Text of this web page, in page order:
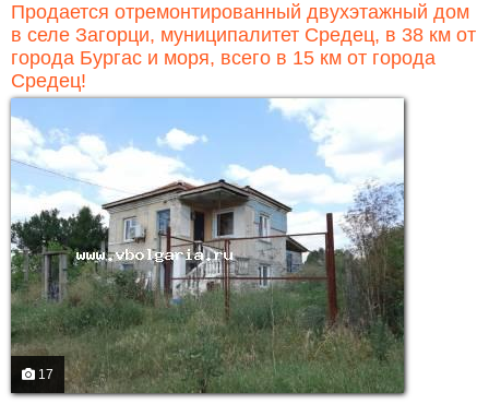
Продается отремонтированный двухэтажный дом
в селе Загорци, муниципалитет Средец, в 38 км от
города Бургас и моря, всего в 15 км от города
Средец!
17